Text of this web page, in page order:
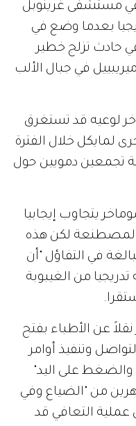
مستشفى غرينوبل
بعدما وضع في
حادث تزلج خطير
في جبال الألب
لوعيه قد تستغرق
لمايكل خلال الفترة
تجمعين دمويين حول
يتجاوب إيجابيا
المصطنعة لكن هذه
في التفاؤل "أن
من الغيبوبة
عن الأطباء بفتح
وتنفيذ أوامر
والضغط على اليد"
من "الضياع وفي
التعافي قد